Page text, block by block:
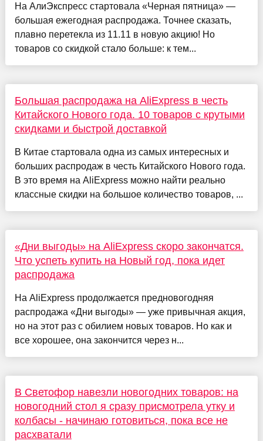
На АлиЭкспресс стартовала «Черная пятница» —
большая ежегодная распродажа. Точнее сказать,
плавно перетекла из 11.11 в новую акцию! Но
товаров со скидкой стало больше: к тем...
Большая распродажа на AliExpress в честь
Китайского Нового года. 10 товаров с крутыми
скидками и быстрой доставкой
В Китае стартовала одна из самых интересных и
больших распродаж в честь Китайского Нового года.
В это время на AliExpress можно найти реально
классные скидки на большое количество товаров, ...
«Дни выгоды» на AliExpress скоро закончатся.
Что успеть купить на Новый год, пока идет
распродажа
На AliExpress продолжается предновогодняя
распродажа «Дни выгоды» — уже привычная акция,
но на этот раз с обилием новых товаров. Но как и
все хорошее, она закончится через н...
В Светофор навезли новогодних товаров: на
новогодний стол я сразу присмотрела утку и
колбасы - начинаю готовиться, пока все не
расхватали